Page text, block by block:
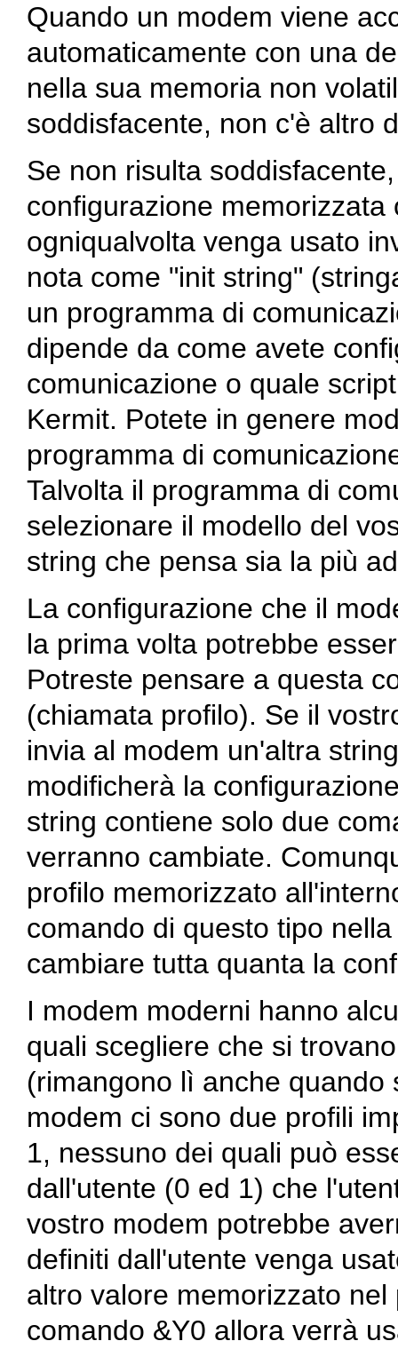
Quando un modem viene
automaticamente con una
nella sua memoria non
soddisfacente, non c'è altro
Se non risulta
configurazione
ogniqualvolta venga usato
nota come "init string"
un programma di
dipende da come avete
comunicazione o quale
Kermit. Potete in genere
programma di
Talvolta il programma di
selezionare il modello del
string che pensa sia la più
La configurazione che il
la prima volta potrebbe
Potreste pensare a questa
(chiamata profilo). Se il
invia al modem un'altra
modificherà la
string contiene solo due
verranno cambiate.
profilo memorizzato
comando di questo tipo
cambiare tutta quanta la
I modem moderni hanno
quali scegliere che si
(rimangono lì anche
modem ci sono due profili
1, nessuno dei quali può
dall'utente (0 ed 1) che
vostro modem potrebbe
definiti dall'utente venga
altro valore memorizzato
comando &Y0 allora verrà